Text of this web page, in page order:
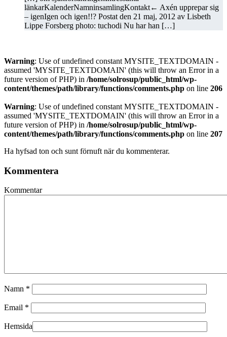
länkarKalenderNamninsamlingKontakt← Axén upprepar sig
– igenIgen och igen!!? Postat den 21 maj, 2012 av Lisbeth
Lippe Forsberg photo: tuchodi Nu har han […]
Warning: Use of undefined constant MYSITE_TEXTDOMAIN -
assumed 'MYSITE_TEXTDOMAIN' (this will throw an Error in a
future version of PHP) in /home/solrosup/public_html/wp-
content/themes/path/library/functions/comments.php on line 206
Warning: Use of undefined constant MYSITE_TEXTDOMAIN -
assumed 'MYSITE_TEXTDOMAIN' (this will throw an Error in a
future version of PHP) in /home/solrosup/public_html/wp-
content/themes/path/library/functions/comments.php on line 207
Ha hyfsad ton och sunt förnuft när du kommenterar.
Kommentera
Kommentar
Namn *
Email *
Hemsida